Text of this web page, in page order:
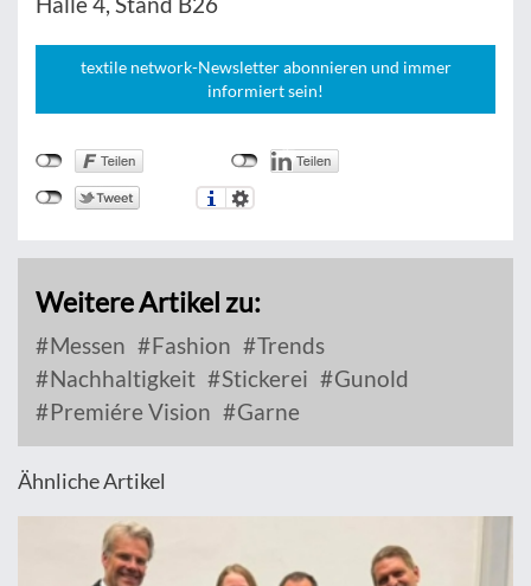
textile network-Newsletter abonnieren und immer
informiert sein!
Weitere Artikel zu:
Messen Fashion
Trends
Nachhaltigkeit
Stickerei
Gunold
Premiére Vision
Garne
Ähnliche Artikel